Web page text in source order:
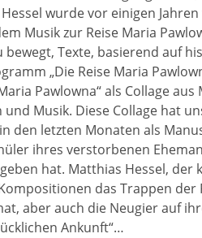
wurde vor einigen
Musik zur Reise Maria
Texte, basierend auf
„Die Reise Maria
Pawlowna“ als Collage aus
und Musik. Diese Collage hat
den letzten Monaten als
ihres verstorbenen
hat. Matthias Hessel, der
das Trappen der
aber auch die Neugier auf
Ankunft“…